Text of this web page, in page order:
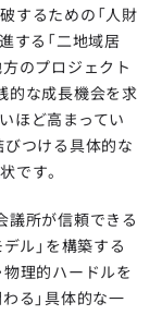
するための「人財
する「二地域居
のプロジェクト
的な成長機会を求
ほど高まってい
びつける具体的な
です。
議所が信頼できる
ル」を構築する
物理的ハードルを
る」具体的な一